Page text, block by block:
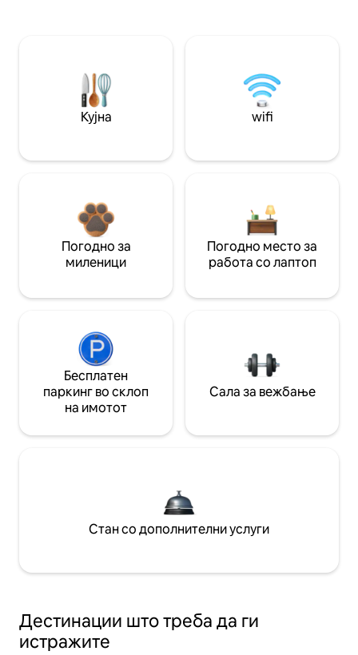
Кујна wifi
Погодно за
миленици
Погодно место за
работа со лаптоп
Бесплатен
паркинг во склоп
на имотот
Сала за вежбање
Стан со дополнителни услуги
Дестинации што треба да ги
истражите